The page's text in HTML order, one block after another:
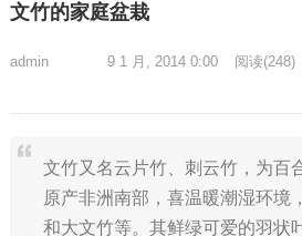
文竹的家庭盆栽
admin 9 1 月, 2014 0:00 阅读(248)
文竹又名云片竹、刺云竹，为百
原产非洲南部，喜温暖潮湿环境
和大文竹等。其鲜绿可爱的羽状